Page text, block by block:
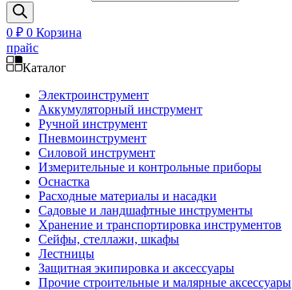
0 ₽ 0 Корзина
прайс
Каталог
Электроинструмент
Аккумуляторный инструмент
Ручной инструмент
Пневмоинструмент
Силовой инструмент
Измерительные и контрольные приборы
Оснастка
Расходные материалы и насадки
Садовые и ландшафтные инструменты
Хранение и транспортировка инструментов
Сейфы, стеллажи, шкафы
Лестницы
Защитная экипировка и аксессуары
Прочие строительные и малярные аксессуары